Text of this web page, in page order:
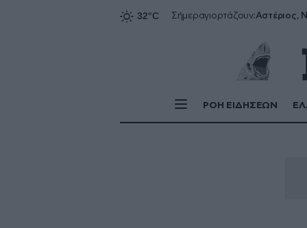
Σήμεραγιορτάζουν:Αστέριος,
ΡΟΗ ΕΙΔΗΣΕΩΝ